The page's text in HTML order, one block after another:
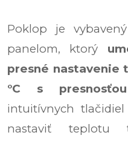
Poklop je
panelom, ktorý
presné nastavenie
°C s
intuitívnych
nastaviť teplotu